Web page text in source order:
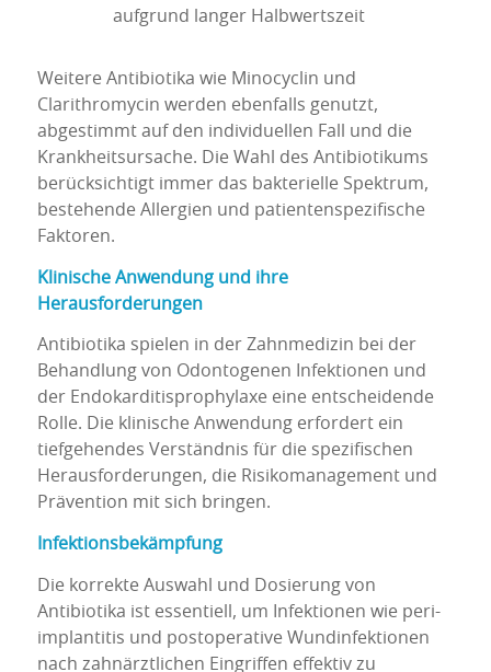
aufgrund langer Halbwertszeit
Weitere Antibiotika wie Minocyclin und
Clarithromycin werden ebenfalls genutzt,
abgestimmt auf den individuellen Fall und die
Krankheitsursache. Die Wahl des Antibiotikums
berücksichtigt immer das bakterielle Spektrum,
bestehende Allergien und patientenspezifische
Faktoren.
Klinische Anwendung und ihre
Herausforderungen
Antibiotika spielen in der Zahnmedizin bei der
Behandlung von Odontogenen Infektionen und
der Endokarditisprophylaxe eine entscheidende
Rolle. Die klinische Anwendung erfordert ein
tiefgehendes Verständnis für die spezifischen
Herausforderungen, die Risikomanagement und
Prävention mit sich bringen.
Infektionsbekämpfung
Die korrekte Auswahl und Dosierung von
Antibiotika ist essentiell, um Infektionen wie peri-
implantitis und postoperative Wundinfektionen
nach zahnärztlichen Eingriffen effektiv zu